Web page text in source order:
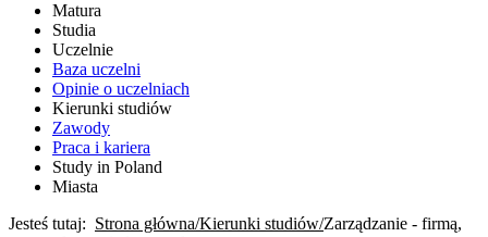
Matura
Studia
Uczelnie
Baza uczelni
Opinie o uczelniach
Kierunki studiów
Zawody
Praca i kariera
Study in Poland
Miasta
Jesteś tutaj: Strona główna Kierunki studiów Zarządzanie - firmą,